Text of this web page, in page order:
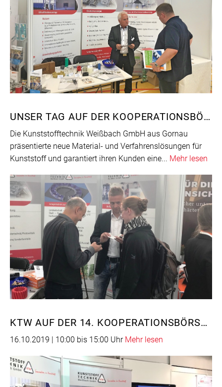
UNSER TAG AUF DER KOOPERATIONSBÖRSE
Die Kunststofftechnik Weißbach GmbH aus Gornau
präsentierte neue Material- und Verfahrenslösungen für
Kunststoff und garantiert ihren Kunden eine... Mehr lesen
KTW AUF DER 14. KOOPERATIONSBÖRSE ERZGEBIRGE IN STOLLBERG
16.10.2019 | 10:00 bis 15:00 Uhr Mehr lesen